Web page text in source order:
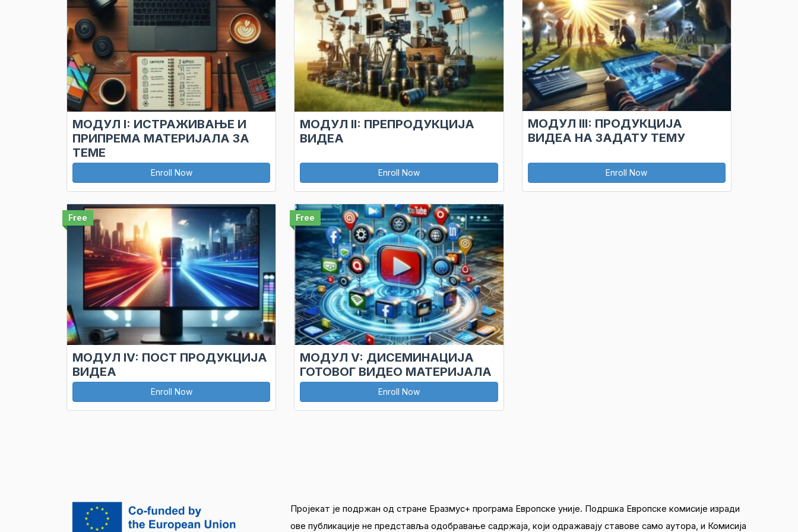
МОДУЛ I: ИСТРАЖИВАЊЕ И
ПРИПРЕМА МАТЕРИЈАЛА ЗА
ТЕМЕ
Enroll Now
МОДУЛ II: ПРЕПРОДУКЦИЈА
ВИДЕА
Enroll Now
МОДУЛ III: ПРОДУКЦИЈА
ВИДЕА НА ЗАДАТУ ТЕМУ
Enroll Now
Free
МОДУЛ IV: ПОСТ ПРОДУКЦИЈА
ВИДЕА
Enroll Now
Free
МОДУЛ V: ДИСЕМИНАЦИЈА
ГОТОВОГ ВИДЕО МАТЕРИЈАЛА
Enroll Now
Пројекат је подржан од стране Еразмус+ програма Европске уније. Подршка Европске комисије изради
ове публикације не представља одобравање садржаја, који одражавају ставове само аутора, и Комисија